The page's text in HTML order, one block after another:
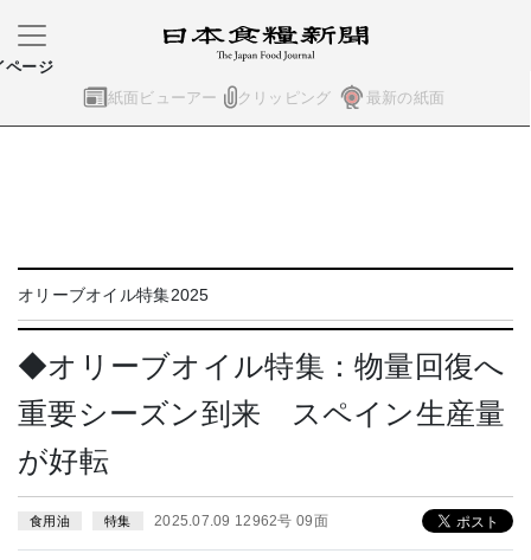
紙面ビューアー クリッピング 最新の紙面
ページ
オリーブオイル特集2025
◆オリーブオイル特集：物量回復へ
重要シーズン到来 スペイン生産量
が好転
食用油 特集 2025.07.09 12962号 09面